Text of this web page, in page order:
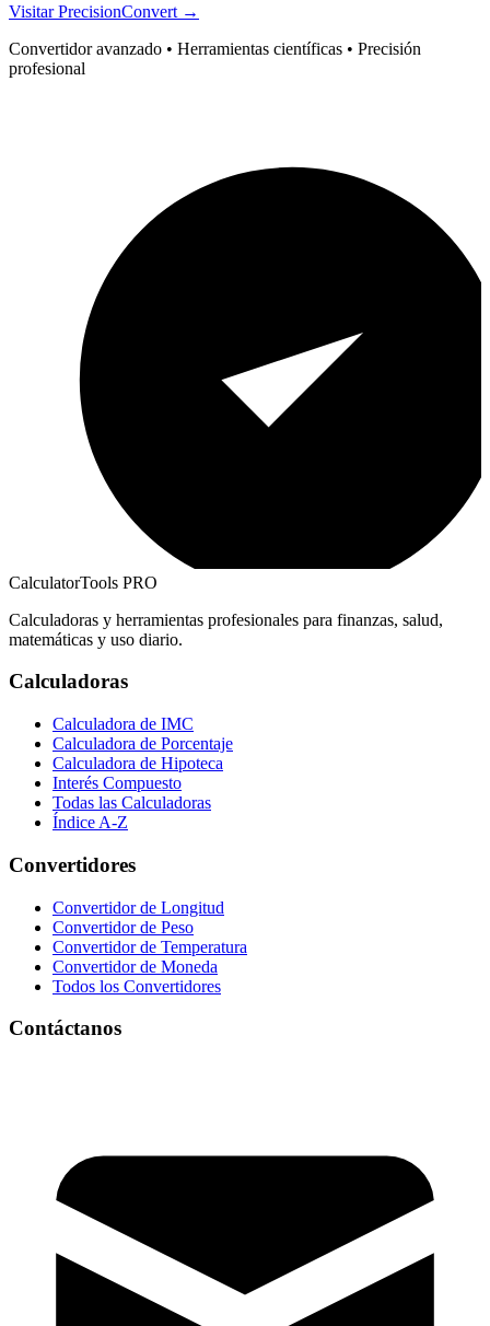
Visitar PrecisionConvert →
Convertidor avanzado • Herramientas científicas • Precisión
profesional
CalculatorTools PRO
Calculadoras y herramientas profesionales para finanzas, salud,
matemáticas y uso diario.
Calculadoras
Calculadora de IMC
Calculadora de Porcentaje
Calculadora de Hipoteca
Interés Compuesto
Todas las Calculadoras
Índice A-Z
Convertidores
Convertidor de Longitud
Convertidor de Peso
Convertidor de Temperatura
Convertidor de Moneda
Todos los Convertidores
Contáctanos